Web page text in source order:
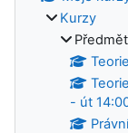
Kurzy
- út